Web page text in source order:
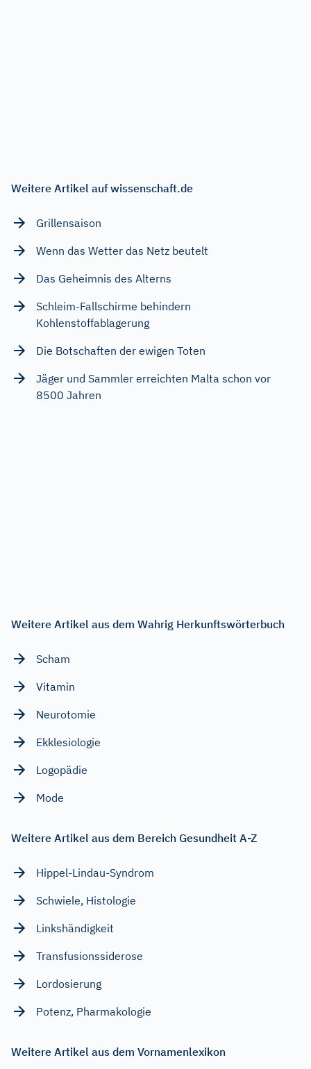
Weitere Artikel auf wissenschaft.de
Grillensaison
Wenn das Wetter das Netz beutelt
Das Geheimnis des Alterns
Schleim-Fallschirme behindern
Kohlenstoffablagerung
Die Botschaften der ewigen Toten
Jäger und Sammler erreichten Malta schon vor
8500 Jahren
Weitere Artikel aus dem Wahrig Herkunftswörterbuch
Scham
Vitamin
Neurotomie
Ekklesiologie
Logopädie
Mode
Weitere Artikel aus dem Bereich Gesundheit A-Z
Hippel-Lindau-Syndrom
Schwiele, Histologie
Linkshändigkeit
Transfusionssiderose
Lordosierung
Potenz, Pharmakologie
Weitere Artikel aus dem Vornamenlexikon